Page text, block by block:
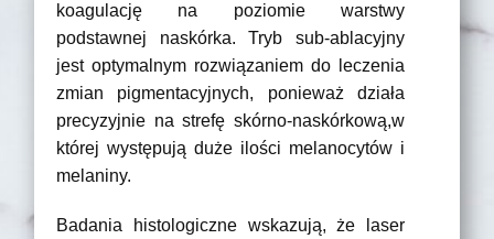
koagulację na poziomie warstwy
podstawnej naskórka. Tryb sub-ablacyjny
jest optymalnym rozwiązaniem do leczenia
zmian pigmentacyjnych, ponieważ działa
precyzyjnie na strefę skórno-naskórkową,w
której występują duże ilości melanocytów i
melaniny.
Badania histologiczne wskazują, że laser